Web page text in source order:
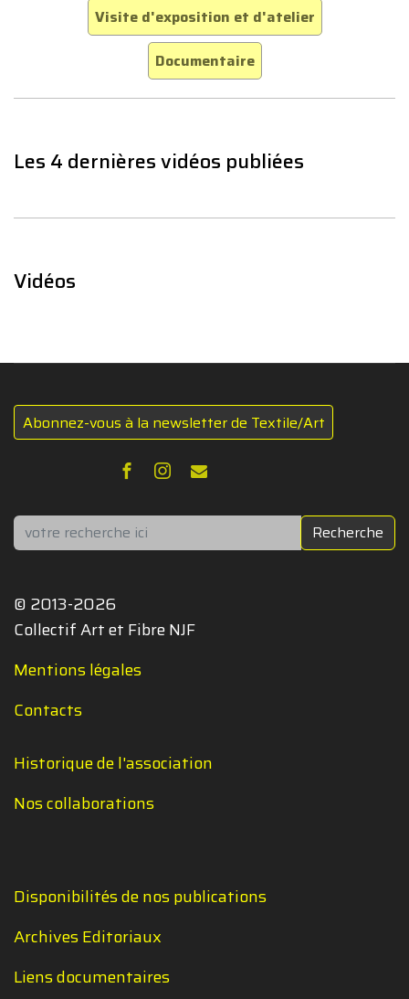
Visite d'exposition et d'atelier
Documentaire
Les 4 dernières vidéos publiées
Vidéos
Abonnez-vous à la newsletter de Textile/Art
Rechercher Recherche
© 2013-2026
Collectif Art et Fibre NJF
Mentions légales
Contacts
Historique de l'association
Nos collaborations
Disponibilités de nos publications
Archives Editoriaux
Liens documentaires